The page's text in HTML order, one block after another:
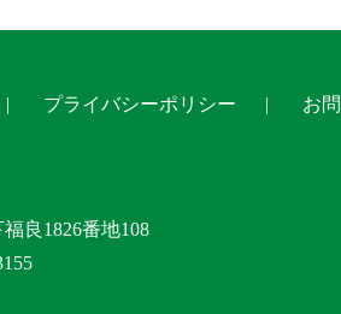
プライバシーポリシー お
良1826番地108